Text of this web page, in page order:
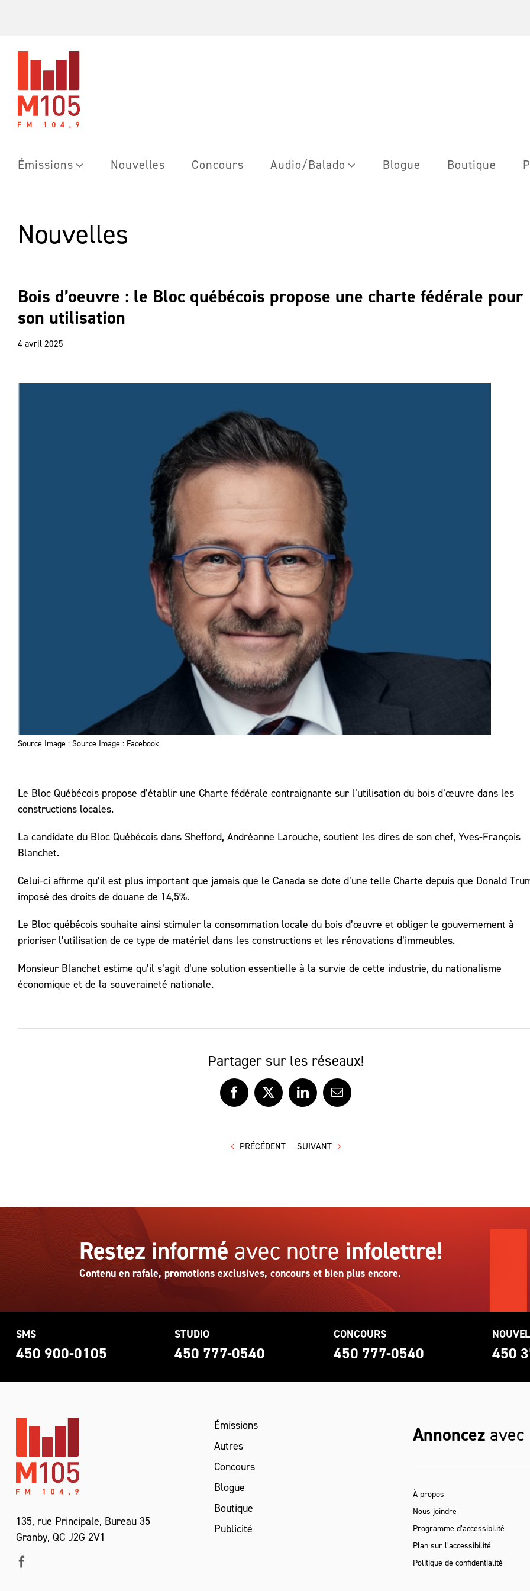
Émissions Nouvelles Concours Audio/Balado Blogue Boutique
Nouvelles
Bois d’oeuvre : le Bloc québécois propose une charte fédérale pour
son utilisation
4 avril 2025
Source Image : Source Image : Facebook
Le Bloc Québécois propose d’établir une Charte fédérale contraignante sur l’utilisation du bois d’œuvre dans les
constructions locales.
La candidate du Bloc Québécois dans Shefford, Andréanne Larouche, soutient les dires de son chef, Yves-François
Blanchet.
Celui-ci affirme qu’il est plus important que jamais que le Canada se dote d’une telle Charte depuis que Donald
imposé des droits de douane de 14,5%.
Le Bloc québécois souhaite ainsi stimuler la consommation locale du bois d’œuvre et obliger le gouvernement à
prioriser l’utilisation de ce type de matériel dans les constructions et les rénovations d’immeubles.
Monsieur Blanchet estime qu’il s’agit d’une solution essentielle à la survie de cette industrie, du nationalisme
économique et de la souveraineté nationale.
Partager sur les réseaux!
Facebook
X LinkedInCourriel
PRÉCÉDENT SUIVANT
Restez informé avec notre infolettre!
Contenu en rafale, promotions exclusives, concours et bien plus encore.
SMS
450 900-0105
STUDIO
450 777-0540
CONCOURS
450 777-0540 450
135, rue Principale, Bureau 35
Granby, QC J2G 2V1
Émissions
Autres
Concours
Blogue
Boutique
Publicité
Annoncez avec
À propos
Nous joindre
Programme d’accessibilité
Plan sur l’accessibilité
Politique de confidentialité